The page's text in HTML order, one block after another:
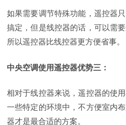
如果需要调节特殊功能，遥控器
搞定，但是线控器的话，可以需
所以遥控器比线控器更方便省事。
中央空调使用遥控器优势三：
相对于线控器来说，遥控器的使
一些特定的环境中，不方便室内
器才是最合适的方案。